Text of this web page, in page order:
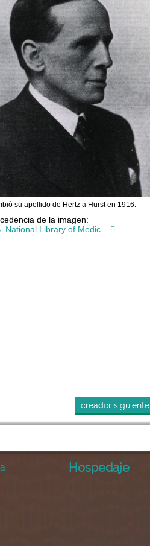
su apellido de Hertz a Hurst en 1916.
de la imagen:
National Library of Medic...
creador siguiente
Hospedaje